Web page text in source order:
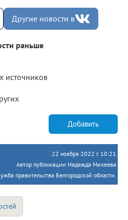
Другие новости в
раньше
источников
Добавить
22 ноября 2022 г. 10:21
Автор публикации Надежда Михеева
правительства Белгородской области.